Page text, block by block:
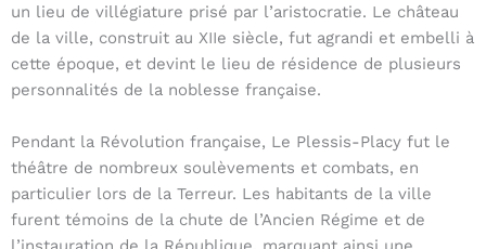
un lieu de villégiature prisé par l’aristocratie. Le château
de la ville, construit au XIIe siècle, fut agrandi et embelli à
cette époque, et devint le lieu de résidence de plusieurs
personnalités de la noblesse française.
Pendant la Révolution française, Le Plessis-Placy fut le
théâtre de nombreux soulèvements et combats, en
particulier lors de la Terreur. Les habitants de la ville
furent témoins de la chute de l’Ancien Régime et de